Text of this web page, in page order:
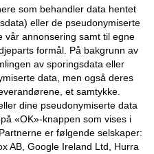
Angre kjøp
som behandler data hentet
eller de pseudonymiserte
vår annonsering samt til egne
formål. På bakgrunn av
av sporingsdata eller
data, men også deres
et samtykke.
dine pseudonymiserte data
«OK»-knappen som vises i
er følgende selskaper:
AB, Google Ireland Ltd, Hurra